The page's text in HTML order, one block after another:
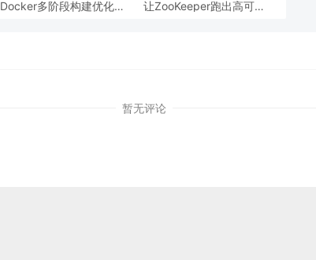
Docker多阶段构建优化：
让ZooKeeper跑出高可用:
暂无评论